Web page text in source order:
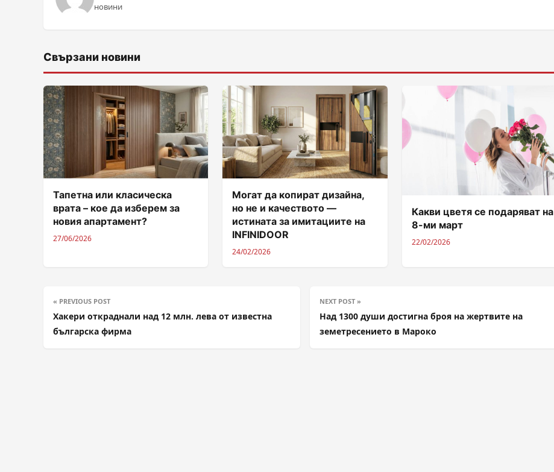
новини
Свързани новини
Тапетна или класическа
врата – кое да изберем за
новия апартамент?
27/06/2026
Могат да копират дизайна,
но не и качеството —
истината за имитациите на
INFINIDOOR
24/02/2026
Какви цветя се подаряват на
8-ми март
22/02/2026
« PREVIOUS POST
Хакери откраднали над 12 млн. лева от известна
българска фирма
NEXT POST »
Над 1300 души достигна броя на жертвите на
земетресението в Мароко